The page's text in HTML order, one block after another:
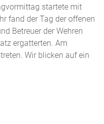
startete mit
fand der Tag der offenen
Betreuer der Wehren
ergatterten. Am
Wir blicken auf ein